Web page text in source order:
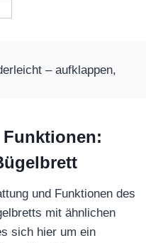
– aufklappen,
und Funktionen des
mit ähnlichen
sich hier um ein